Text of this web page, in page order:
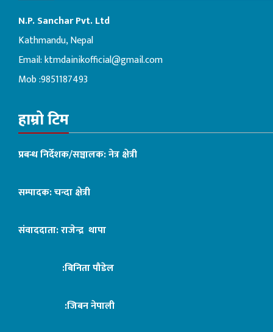
N.P. Sanchar Pvt. Ltd
Kathmandu, Nepal
Email:ktmdainikofficial@gmail.com
Mob :9851187493
हाम्रो टिम
प्रबन्ध निर्देशक/सञ्चालक: नेत्र क्षेत्री
सम्पादक: चन्दा क्षेत्री
संवाददाता: राजेन्द्र थापा
:बिनिता पौडेल
:जिबन नेपाली